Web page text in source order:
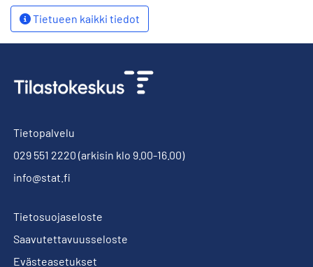
Tietueen kaikki tiedot
Tietopalvelu
029 551 2220 (arkisin klo 9.00-16.00)
info@stat.fi
Tietosuojaseloste
Saavutettavuusseloste
Evästeasetukset